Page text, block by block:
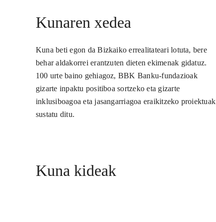
Kunaren xedea
Kuna beti egon da Bizkaiko errealitateari lotuta, bere
behar aldakorrei erantzuten dieten ekimenak gidatuz.
100 urte baino gehiagoz, BBK Banku-fundazioak
gizarte inpaktu positiboa sortzeko eta gizarte
inklusiboagoa eta jasangarriagoa eraikitzeko proiektuak
sustatu ditu.
Kuna kideak